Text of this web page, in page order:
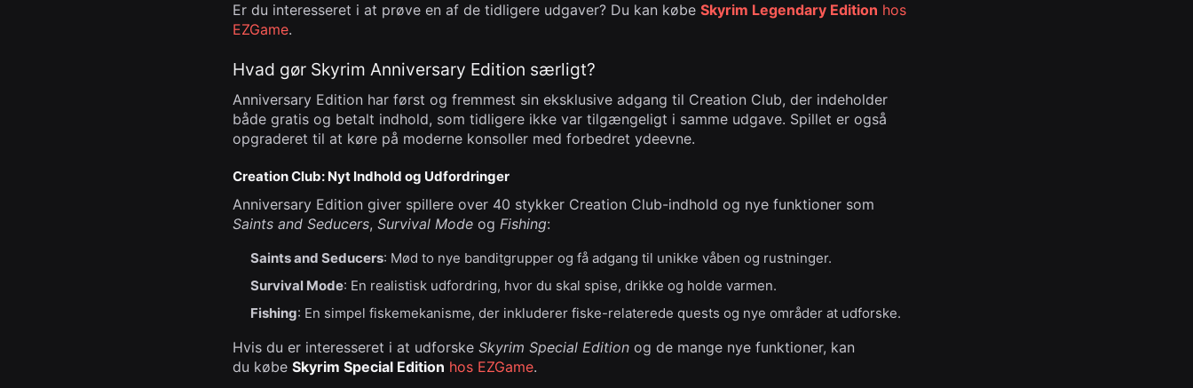
Er du interesseret i at prøve en af de tidligere udgaver? Du kan købe Skyrim Legendary Edition hos
EZGame.
Hvad gør Skyrim Anniversary Edition særligt?
Anniversary Edition har først og fremmest sin eksklusive adgang til Creation Club, der indeholder
både gratis og betalt indhold, som tidligere ikke var tilgængeligt i samme udgave. Spillet er også
opgraderet til at køre på moderne konsoller med forbedret ydeevne.
Creation Club: Nyt Indhold og Udfordringer
Anniversary Edition giver spillere over 40 stykker Creation Club-indhold og nye funktioner som
Saints and Seducers, Survival Mode og Fishing:
Saints and Seducers: Mød to nye banditgrupper og få adgang til unikke våben og rustninger.
Survival Mode: En realistisk udfordring, hvor du skal spise, drikke og holde varmen.
Fishing: En simpel fiskemekanisme, der inkluderer fiske-relaterede quests og nye områder at udforske.
Hvis du er interesseret i at udforske Skyrim Special Edition og de mange nye funktioner, kan
du købe Skyrim Special Edition hos EZGame.